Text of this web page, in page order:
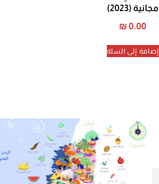
مجانية (2023)
₪ 0.00
إضافة إلى السلة